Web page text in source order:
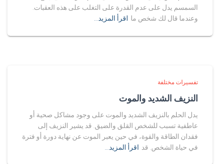
السمسم يدل على عدم القدرة على التغلب على هذه العقبات.
وعندما قال لك شخص ما اقرأ المزيد…
تفسيرات مختلفة
النزيف الشديد والموت
يدل الحلم بالنزيف الشديد والموت على وجود مشاكل صحية أو
عاطفية تسبب للشخص القلق والضيق. قد يشير النزيف إلى
فقدان الطاقة والقوة، في حين يعبر الموت عن نهاية دورة أو فترة
في حياة الشخص. قد اقرأ المزيد…